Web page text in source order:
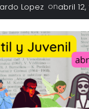
Lopez onabril